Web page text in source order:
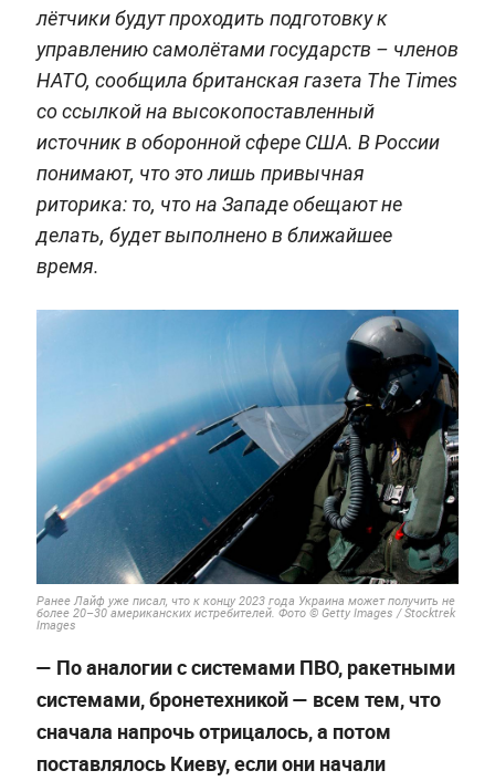
лётчики будут проходить подготовку к
управлению самолётами государств – членов
НАТО, сообщила британская газета The Times
со ссылкой на высокопоставленный
источник в оборонной сфере США. В России
понимают, что это лишь привычная
риторика: то, что на Западе обещают не
делать, будет выполнено в ближайшее
время.
Ранее Лайф уже писал, что к концу 2023 года Украина может получить не
более 20–30 американских истребителей. Фото © Getty Images / Stocktrek
Images
— По аналогии с системами ПВО, ракетными
системами, бронетехникой — всем тем, что
сначала напрочь отрицалось, а потом
поставлялось Киеву, если они начали